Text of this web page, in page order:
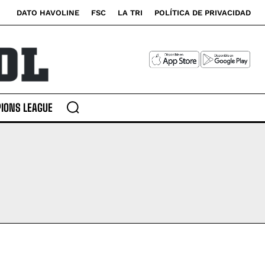
Suárez: “Jaime Iván
Suárez: “Jaime Iván
DATO HAVOLINE FSC LA TRI POLÍTICA DE PRIVACIDAD
LEAGUE